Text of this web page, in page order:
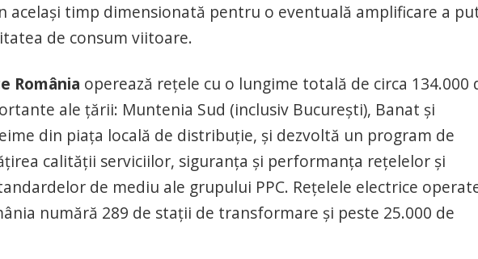
același timp dimensionată pentru o eventuală amplificare a
de consum viitoare.
România operează rețele cu o lungime totală de circa 134.000
ale țării: Muntenia Sud (inclusiv București), Banat și
din piața locală de distribuție, și dezvoltă un program de
calității serviciilor, siguranța și performanța rețelelor și
de mediu ale grupului PPC. Rețelele electrice
numără 289 de stații de transformare și peste 25.000 de